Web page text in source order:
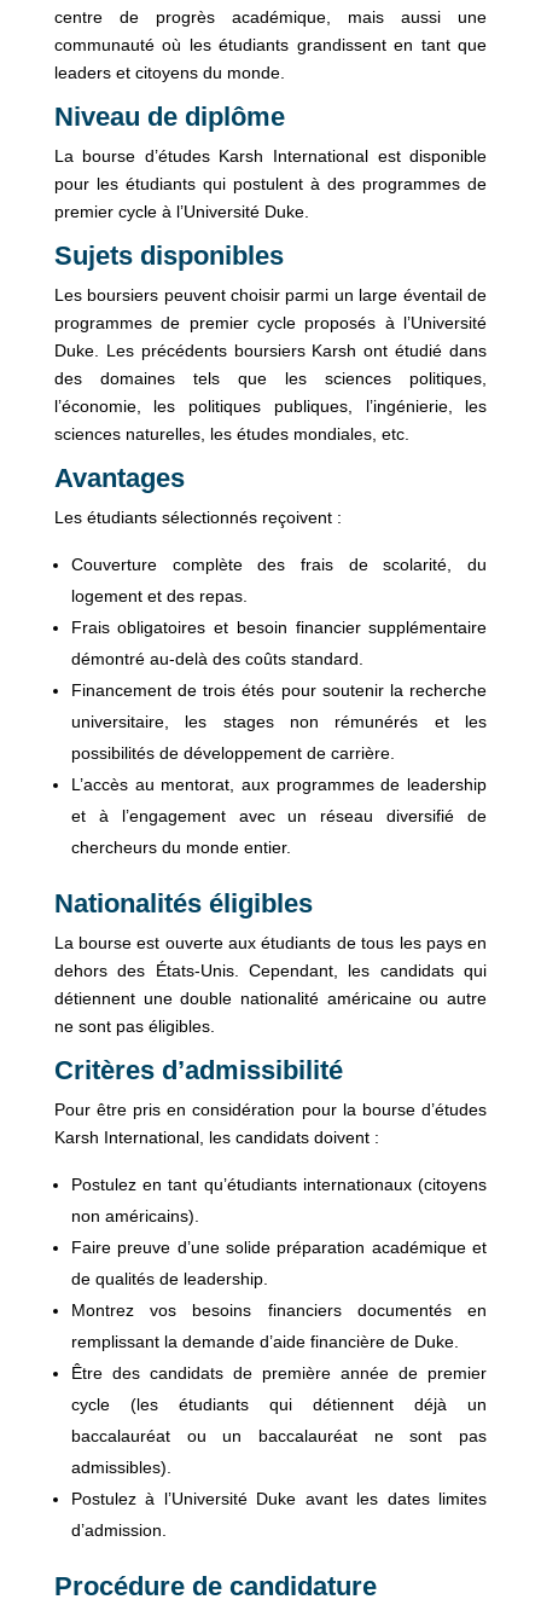
centre de progrès académique, mais aussi une
communauté où les étudiants grandissent en tant que
leaders et citoyens du monde.
Niveau de diplôme
La bourse d’études Karsh International est disponible
pour les étudiants qui postulent à des programmes de
premier cycle à l’Université Duke.
Sujets disponibles
Les boursiers peuvent choisir parmi un large éventail de
programmes de premier cycle proposés à l’Université
Duke. Les précédents boursiers Karsh ont étudié dans
des domaines tels que les sciences politiques,
l’économie, les politiques publiques, l’ingénierie, les
sciences naturelles, les études mondiales, etc.
Avantages
Les étudiants sélectionnés reçoivent :
Couverture complète des frais de scolarité, du
logement et des repas.
Frais obligatoires et besoin financier supplémentaire
démontré au-delà des coûts standard.
Financement de trois étés pour soutenir la recherche
universitaire, les stages non rémunérés et les
possibilités de développement de carrière.
L’accès au mentorat, aux programmes de leadership
et à l’engagement avec un réseau diversifié de
chercheurs du monde entier.
Nationalités éligibles
La bourse est ouverte aux étudiants de tous les pays en
dehors des États-Unis. Cependant, les candidats qui
détiennent une double nationalité américaine ou autre
ne sont pas éligibles.
Critères d’admissibilité
Pour être pris en considération pour la bourse d’études
Karsh International, les candidats doivent :
Postulez en tant qu’étudiants internationaux (citoyens
non américains).
Faire preuve d’une solide préparation académique et
de qualités de leadership.
Montrez vos besoins financiers documentés en
remplissant la demande d’aide financière de Duke.
Être des candidats de première année de premier
cycle (les étudiants qui détiennent déjà un
baccalauréat ou un baccalauréat ne sont pas
admissibles).
Postulez à l’Université Duke avant les dates limites
d’admission.
Procédure de candidature